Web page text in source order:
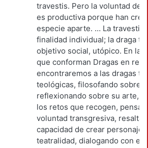
travestis. Pero la voluntad de
es productiva porque han
especie aparte. … La travesti
finalidad individual; la draga
objetivo social, utópico. En
que conforman Dragas en
encontraremos a las dragas
teológicas, filosofando sobre
reflexionando sobre su arte,
los retos que recogen,
voluntad transgresiva,
capacidad de crear
teatralidad, dialogando con